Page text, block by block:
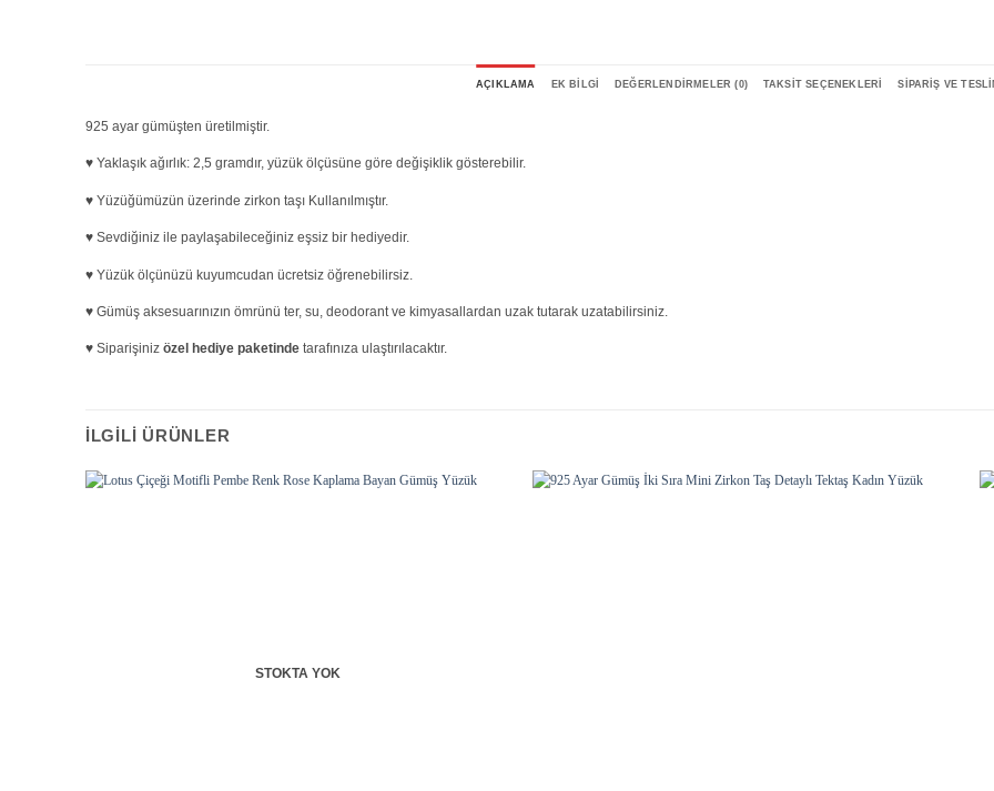
AÇIKLAMA EK BILGI DEĞERLENDIRMELER (0) TAKSIT SEÇENEKLERI SIPARIŞ VE
925 ayar gümüşten üretilmiştir.
♥ Yaklaşık ağırlık: 2,5 gramdır, yüzük ölçüsüne göre değişiklik gösterebilir.
♥ Yüzüğümüzün üzerinde zirkon taşı Kullanılmıştır.
♥ Sevdiğiniz ile paylaşabileceğiniz eşsiz bir hediyedir.
♥ Yüzük ölçünüzü kuyumcudan ücretsiz öğrenebilirsiz.
♥ Gümüş aksesuarınızın ömrünü ter, su, deodorant ve kimyasallardan uzak tutarak uzatabilirsiniz.
♥ Siparişiniz özel hediye paketinde tarafınıza ulaştırılacaktır.
İLGILI ÜRÜNLER
STOKTA YOK